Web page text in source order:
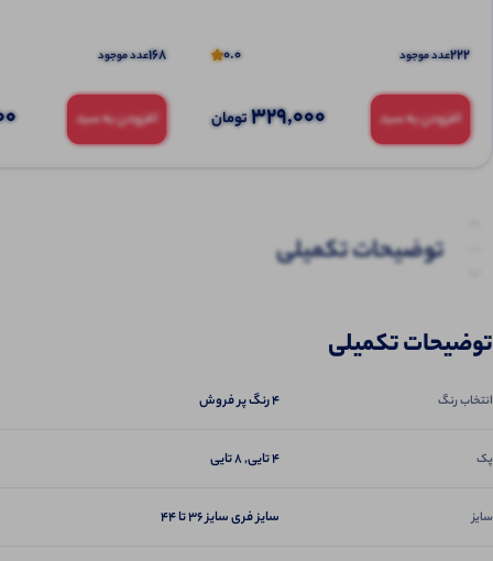
222عدد موجود 0.0
افزودن به سبد 329,000تومان
168عدد موجود
افزودن به سبد
توضیحات تکمیلی
توضیحات تکمیلی
انتخاب رنگ 4 رنگ پر فروش
پک 4 تایی, 8 تایی
سایز سایز فری سایز ۳۶ تا ۴۴